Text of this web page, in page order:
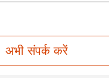
अभी संपर्क करें